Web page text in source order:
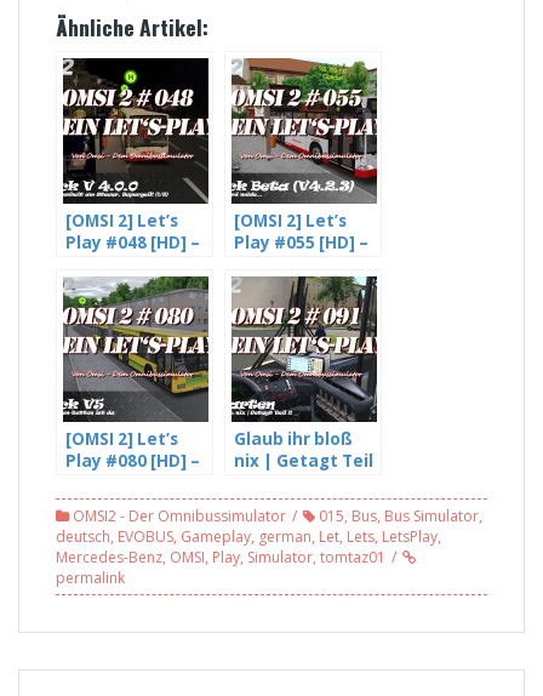
Ähnliche Artikel:
[OMSI 2] Let’s
Play #048 [HD] –
Beta –
Trunkenheit am
Steuer?
Supergeil! L255
(1/2)
[OMSI 2] Let’s
Play #055 [HD] –
Müde (4/4)
[OMSI 2] Let’s
Play #080 [HD] –
Button ist da |
Gladbeck v5
Glaub ihr bloß
nix | Getagt Teil
OMSI2 - Der Omnibussimulator 015, Bus, Bus Simulator,
deutsch, EVOBUS, Gameplay, german, Let, Lets, LetsPlay,
Mercedes-Benz, OMSI, Play, Simulator, tomtaz01
permalink